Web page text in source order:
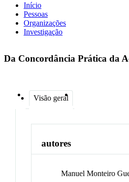
Início
Pessoas
Organizações
Investigação
Da Concordância Prática da
Visão geral
autores
Manuel Monteiro